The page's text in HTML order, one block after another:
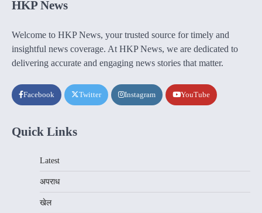
HKP News
Welcome to HKP News, your trusted source for timely and
insightful news coverage. At HKP News, we are dedicated to
delivering accurate and engaging news stories that matter.
Facebook Twitter Instagram YouTube
Quick Links
Latest
अपराध
खेल